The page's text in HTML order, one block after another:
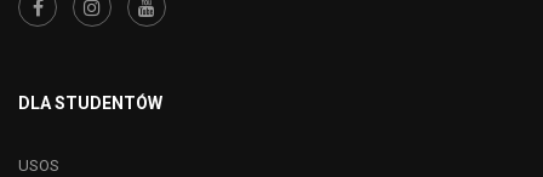
DLA STUDENTÓW
USOS